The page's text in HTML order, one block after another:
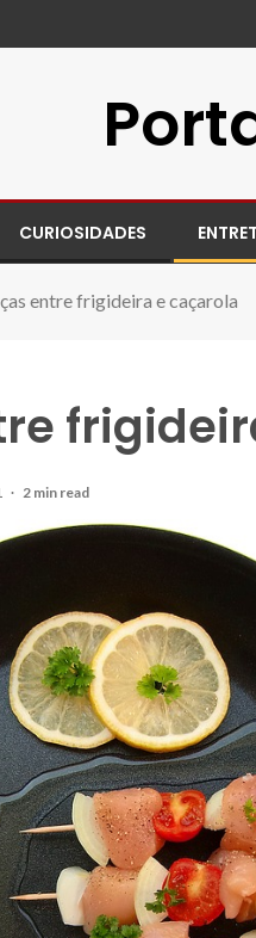
CURIOSIDADES
entre frigideira e caçarola
2 min read